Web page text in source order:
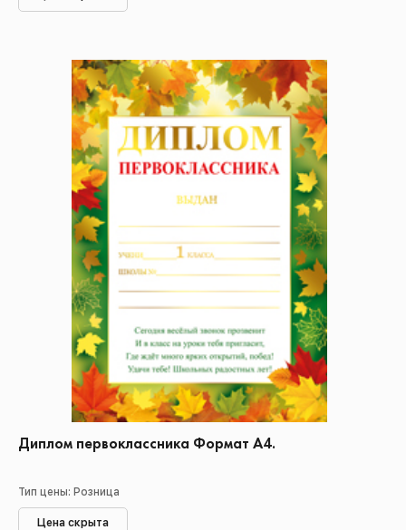
Диплом первоклассника Формат А4.
Тип цены: Розница
Цена скрыта